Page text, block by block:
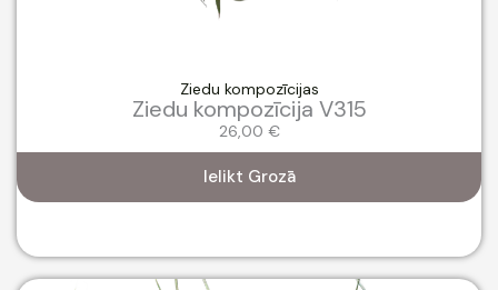
Ziedu kompozīcijas
Ziedu kompozīcija V315
26,00 €
Ielikt Grozā